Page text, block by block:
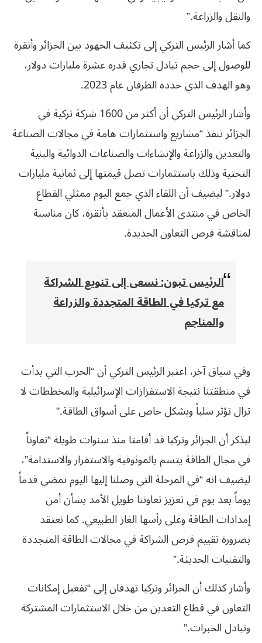
والنقل والزراعة.”
كما أشار الرئيس التركي إلى تكثيف الجهود بين الجزائر وأنقرة
للوصول إلى حجم تبادل تجاري قدره عشرة مليارات دولار،
وهو الهدف الذي حدده الطرفان عام 2023.
وأشار الرئيس التركي أن أكثر من 1600 شركة تركية في
الجزائر تنفذ “مشاريع واستثمارات هامة في مجالات الصناعة
والتعدين والزراعة والإنشاءات والصناعات الدوائية والبنية
التحتية وذلك باستثمارات تصل قيمتها إلى ثمانية مليارات
دولار.” ليضيف أن اللقاء الذي جمع اليوم ممثلي القطاع
الخاص في منتدى الأعمال المنعقد بأنقرة، كان مناسبة
لمناقشة فرص التعاون الجديدة.
الرئيس تبون: نسعى إلى تنويع الشراكة
مع تركيا في الطاقة المتجددة والزراعة
والمناجم
وفي سياق آخر، اعتبر الرئيس التركي أن “الحرب التي بدأت
في منطقتنا نتيجة الاستفزازات الإسرائيلية والمخططات لا
تزال تؤثر سلباً وبشكل خاص على أسواق الطاقة.”
ليذكر أن الجزائر وتركيا قد أقامتا منذ سنوات طويلة “تعاوناً
في مجال الطاقة يتسم بالموثوقية والاستقرار والاستدامة”،
ليضيف انه “في المرحلة التي وصلنا إليها اليوم نمضي قدماً
يوماً بعد يوم في تعزيز تعاوننا طويل الأمد بشأن أمن
إمدادات الطاقة وعلى رأسها الغاز الطبيعي. كما نعتقد
بضرورة تقييم فرص الشراكة في مجالات الطاقة المتجددة
والتقنيات الحديثة.”
وأشار كذلك أن الجزائر وتركيا تهدفان إلى “تفعيل إمكانات
التعاون في قطاع التعدين من خلال الاستثمارات المشتركة
وتبادل الخبرات.”